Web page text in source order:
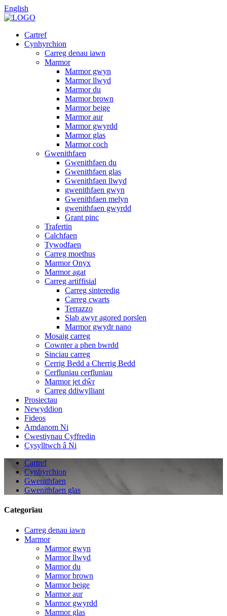
English
Cartref
Cynhyrchion
Carreg denau iawn
Marmor
Marmor gwyn
Marmor llwyd
Marmor du
Marmor brown
Marmor beige
Marmor aur
Marmor gwyrdd
Marmor glas
Marmor coch
Gwenithfaen
Gwenithfaen du
Gwenithfaen glas
Gwenithfaen llwyd
gwenithfaen gwyn
Gwenithfaen melyn
gwenithfaen gwyrdd
Grant pinc
Trafertin
Calchfaen
Tywodfaen
Carreg moethus
Marmor Onyx
Marmor agat
Carreg artiffisial
Carreg sinteredig
Carreg cwarts
Terrazzo
Slab awyr agored porslen
Marmor gwydr nano
Mosaig carreg
Cownter a phen bwrdd
Sinciau carreg
Cerrig Bedd a Cherrig Bedd
Cerfluniau cerfluniau
Marmor jet dŵr
Carreg ddiwylliant
Prosiectau
Newyddion
Fideos
Amdanom Ni
Cwestiynau Cyffredin
Cysylltwch â Ni
Cartref
Cynhyrchion
Gwenithfaen
Gwenithfaen glas
Categorïau
Carreg denau iawn
Marmor
Marmor gwyn
Marmor llwyd
Marmor du
Marmor brown
Marmor beige
Marmor aur
Marmor gwyrdd
Marmor glas